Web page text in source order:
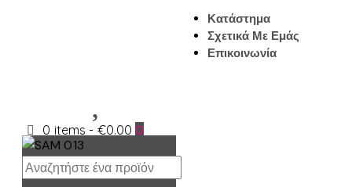
Κατάστημα
Σχετικά Με Εμάς
Επικοινωνία
0 items - €0.00 0